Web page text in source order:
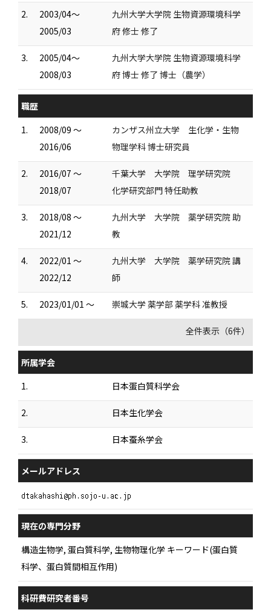
2.
2003/04～
2005/03
九州大学大学院 生物資源環境科学
府 修士 修了
3.
2005/04～
2008/03
九州大学大学院 生物資源環境科学
府 博士 修了 博士（農学）
職歴
1.
2008/09 ～
2016/06
カンザス州立大学 生化学・生物
物理学科 博士研究員
2.
2016/07 ～
2018/07
千葉大学 大学院 理学研究院
化学研究部門 特任助教
3.
2018/08 ～
2021/12
九州大学 大学院 薬学研究院 助
教
4.
2022/01 ～
2022/12
九州大学 大学院 薬学研究院 講
師
5. 2023/01/01 ～ 崇城大学 薬学部 薬学科 准教授
全件表示（6件）
所属学会
1.
日本蛋白質科学会
2. 日本生化学会
3. 日本蚕糸学会
メールアドレス
現在の専門分野
構造生物学, 蛋白質科学, 生物物理化学 キーワード(蛋白質
科学、蛋白質間相互作用)
科研費研究者番号